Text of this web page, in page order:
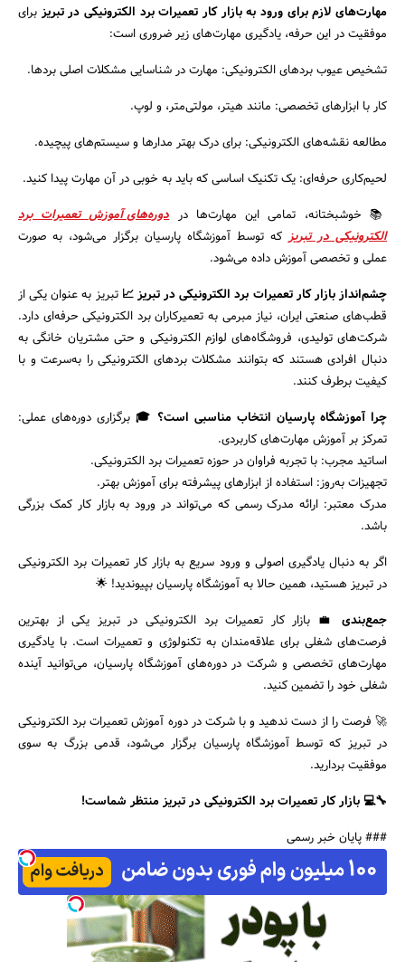
مهارت‌های لازم برای ورود به بازار کار تعمیرات برد الکترونیکی در تبریز برای
موفقیت در این حرفه، یادگیری مهارت‌های زیر ضروری است:
تشخیص عیوب بردهای الکترونیکی: مهارت در شناسایی مشکلات اصلی بردها.
کار با ابزارهای تخصصی: مانند هیتر، مولتی‌متر، و لوپ.
مطالعه نقشه‌های الکترونیکی: برای درک بهتر مدارها و سیستم‌های پیچیده.
لحیم‌کاری حرفه‌ای: یک تکنیک اساسی که باید به خوبی در آن مهارت پیدا کنید.
📚 خوشبختانه، تمامی این مهارت‌ها دردوره‌های آموزش تعمیرات برد
الکترونیکی در تبریزکه توسط آموزشگاه پارسیان برگزار می‌شود، به صورت
عملی و تخصصی آموزش داده می‌شود.
چشم‌انداز بازار کار تعمیرات برد الکترونیکی در تبریز📈 تبریز به عنوان یکی از
قطب‌های صنعتی ایران، نیاز مبرمی به تعمیرکاران برد الکترونیکی حرفه‌ای دارد.
شرکت‌های تولیدی، فروشگاه‌های لوازم الکترونیکی و حتی مشتریان خانگی به
دنبال افرادی هستند که بتوانند مشکلات بردهای الکترونیکی را به‌سرعت و با
کیفیت برطرف کنند.
چرا آموزشگاه پارسیان انتخاب مناسبی است؟ 🎓 برگزاری دوره‌های عملی:
تمرکز بر آموزش مهارت‌های کاربردی.
اساتید مجرب: با تجربه فراوان در حوزه تعمیرات برد الکترونیکی.
تجهیزات به‌روز: استفاده از ابزارهای پیشرفته برای آموزش بهتر.
مدرک معتبر: ارائه مدرک رسمی که می‌تواند در ورود به بازار کار کمک بزرگی
باشد.
اگر به دنبال یادگیری اصولی و ورود سریع به بازار کار تعمیرات برد الکترونیکی
در تبریز هستید، همین حالا به آموزشگاه پارسیان بپیوندید! 🌟
جمع‌بندی 💼 بازار کار تعمیرات برد الکترونیکی در تبریز یکی از بهترین
فرصت‌های شغلی برای علاقه‌مندان به تکنولوژی و تعمیرات است. با یادگیری
مهارت‌های تخصصی و شرکت در دوره‌های آموزشگاه پارسیان، می‌توانید آینده
شغلی خود را تضمین کنید.
🚀 فرصت را از دست ندهید و با شرکت در دوره آموزش تعمیرات برد الکترونیکی
در تبریز که توسط آموزشگاه پارسیان برگزار می‌شود، قدمی بزرگ به سوی
موفقیت بردارید.
🔧💻 بازار کار تعمیرات برد الکترونیکی در تبریز منتظر شماست!
### پایان خبر رسمی